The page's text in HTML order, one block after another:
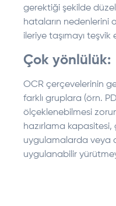
gerektiği şekilde
hataların nedenlerini
ileriye taşımayı teşvik
Çok yönlülük:
OCR çerçevelerinin
farklı gruplara (örn.
ölçeklenebilmesi
hazırlama kapasitesi,
uygulamalarda veya
uygulanabilir